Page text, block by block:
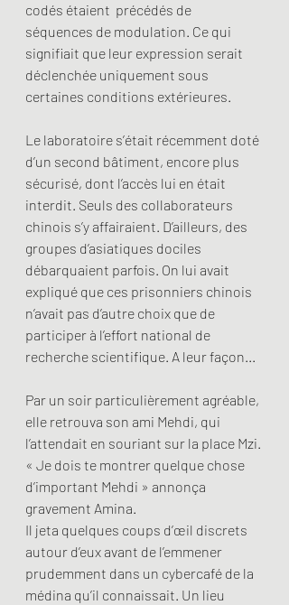
codés étaient  précédés de
séquences de modulation. Ce qui
signifiait que leur expression serait
déclenchée uniquement sous
certaines conditions extérieures.
Le laboratoire s’était récemment doté
d’un second bâtiment, encore plus
sécurisé, dont l’accès lui en était
interdit. Seuls des collaborateurs
chinois s’y affairaient. D’ailleurs, des
groupes d’asiatiques dociles
débarquaient parfois. On lui avait
expliqué que ces prisonniers chinois
n’avait pas d’autre choix que de
participer à l’effort national de
recherche scientifique. A leur façon...
Par un soir particulièrement agréable,
elle retrouva son ami Mehdi, qui
l’attendait en souriant sur la place Mzi.
« Je dois te montrer quelque chose
d’important Mehdi » annonça
gravement Amina.
Il jeta quelques coups d’œil discrets
autour d’eux avant de l’emmener
prudemment dans un cybercafé de la
médina qu’il connaissait. Un lieu